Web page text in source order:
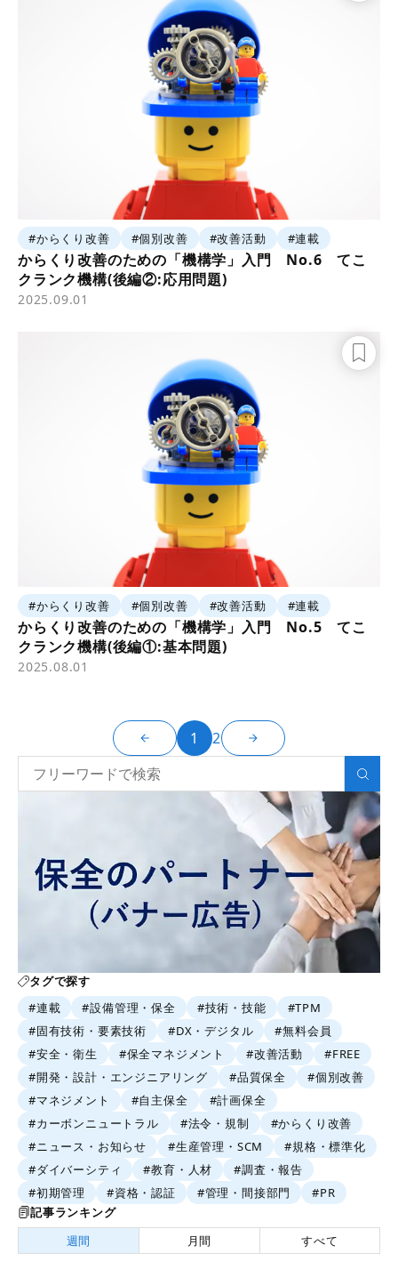
#からくり改善 #個別改善 #改善活動 #連載
からくり改善のための「機構学」入門 No.6 てこ
クランク機構(後編②:応用問題)
2025.09.01
#からくり改善 #個別改善 #改善活動 #連載
からくり改善のための「機構学」入門 No.5 てこ
クランク機構(後編①:基本問題)
2025.08.01
1 2
タグで探す
#連載
#設備管理・保全 #技術・技能
#TPM
#固有技術・要素技術
#DX・デジタル
#無料会員
#安全・衛生
#保全マネジメント #改善活動
#FREE
#開発・設計・エンジニアリング
#品質保全
#個別改善
#マネジメント
#自主保全
#計画保全
#カーボンニュートラル
#法令・規制
#からくり改善
#ニュース・お知らせ
#生産管理・SCM
#規格・標準化
#ダイバーシティ
#教育・人材
#調査・報告
#初期管理
#資格・認証 #管理・間接部門
#PR
記事ランキング
週間
月間 すべて